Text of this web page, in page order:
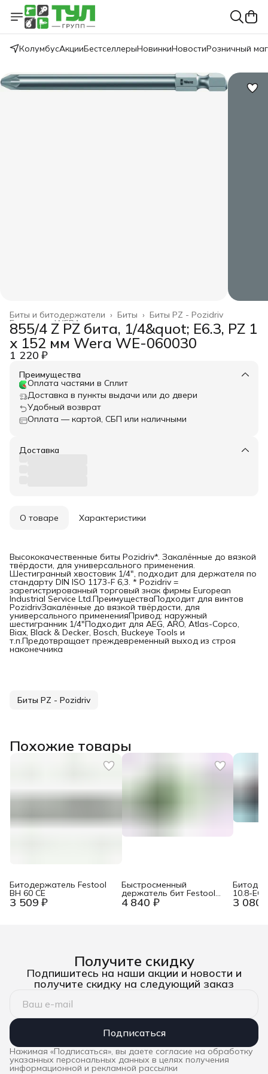
КолумбусАкцииБестселлерыНовинкиНовостиРозничный
Биты PZ - Pozidriv
Биты ›
Биты и битодержатели ›
WERA ›
Главная
855/4 Z PZ бита, 1/4&quot; E6.3, PZ 1
x 152 мм Wera WE-060030
1 220 ₽
Преимущества
Оплата частями в Сплит
Доставка в пункты выдачи или до двери
Удобный возврат
Оплата — картой, СБП или наличными
Доставка
О товаре Характеристики
Высококачественные биты Pozidriv*. Закалённые до вязкой
твёрдости, для универсального применения.
Шестигранный хвостовик 1/4", подходит для держателя по
стандарту DIN ISO 1173-F 6,3. * Pozidriv =
зарегистрированный торговый знак фирмы European
Industrial Service Ltd.ПреимуществаПодходит для винтов
PozidrivЗакалённые до вязкой твёрдости, для
универсального примененияПривод: наружный
шестигранник 1/4"Подходит для AEG, ARO, Atlas-Copco,
Biax, Black & Decker, Bosch, Buckeye Tools и
т.п.Предотвращает преждевременный выход из строя
наконечника
Биты PZ - Pozidriv
Похожие товары
3 509 ₽
Битодержатель Festool
BH 60 CE
4 840 ₽
Быстросменный
держатель бит Festool
BHS 60 CE 3 080
10.8-EC
Получите скидку
Подпишитесь на наши акции и новости и
получите скидку на следующий заказ
Подписаться
Нажимая «Подписаться», вы даете согласие на обработку
указанных персональных данных в целях получения
информационной и рекламной рассылки